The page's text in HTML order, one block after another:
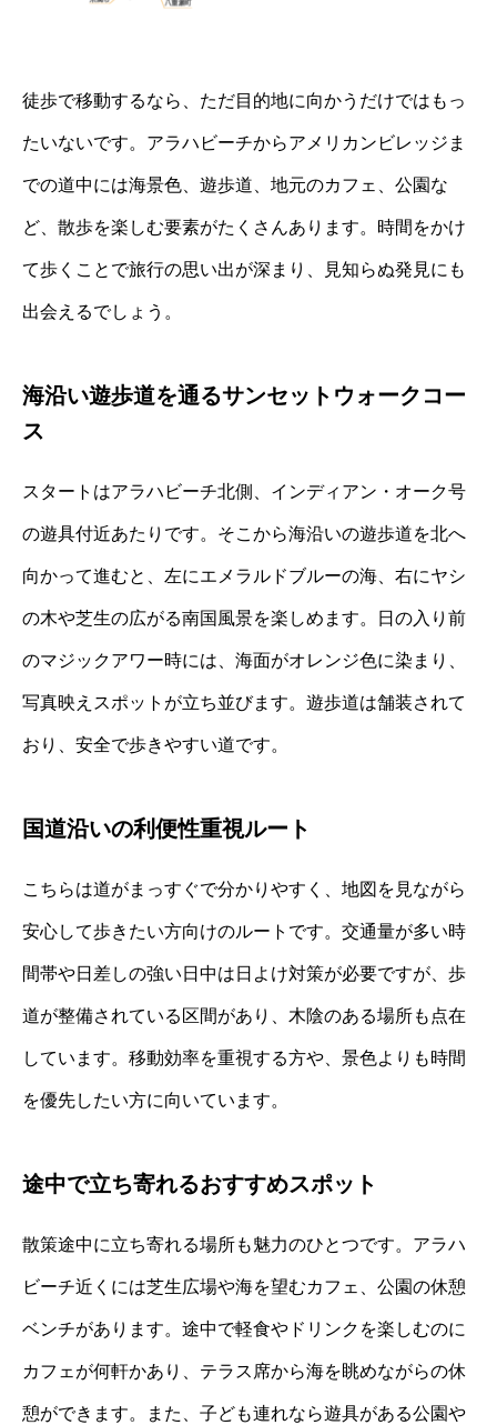
徒歩で移動するなら、ただ目的地に向かうだけではもっ
たいないです。アラハビーチからアメリカンビレッジま
での道中には海景色、遊歩道、地元のカフェ、公園な
ど、散歩を楽しむ要素がたくさんあります。時間をかけ
て歩くことで旅行の思い出が深まり、見知らぬ発見にも
出会えるでしょう。
海沿い遊歩道を通るサンセットウォークコー
ス
スタートはアラハビーチ北側、インディアン・オーク号
の遊具付近あたりです。そこから海沿いの遊歩道を北へ
向かって進むと、左にエメラルドブルーの海、右にヤシ
の木や芝生の広がる南国風景を楽しめます。日の入り前
のマジックアワー時には、海面がオレンジ色に染まり、
写真映えスポットが立ち並びます。遊歩道は舗装されて
おり、安全で歩きやすい道です。
国道沿いの利便性重視ルート
こちらは道がまっすぐで分かりやすく、地図を見ながら
安心して歩きたい方向けのルートです。交通量が多い時
間帯や日差しの強い日中は日よけ対策が必要ですが、歩
道が整備されている区間があり、木陰のある場所も点在
しています。移動効率を重視する方や、景色よりも時間
を優先したい方に向いています。
途中で立ち寄れるおすすめスポット
散策途中に立ち寄れる場所も魅力のひとつです。アラハ
ビーチ近くには芝生広場や海を望むカフェ、公園の休憩
ベンチがあります。途中で軽食やドリンクを楽しむのに
カフェが何軒かあり、テラス席から海を眺めながらの休
憩ができます。また、子ども連れなら遊具がある公園や